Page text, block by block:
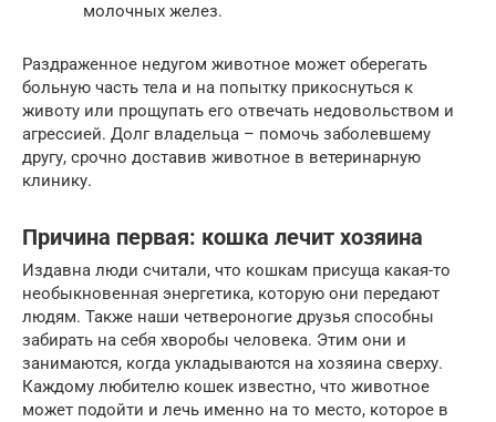
молочных желез.
Раздраженное недугом животное может оберегать
больную часть тела и на попытку прикоснуться к
животу или прощупать его отвечать недовольством и
агрессией. Долг владельца – помочь заболевшему
другу, срочно доставив животное в ветеринарную
клинику.
Причина первая: кошка лечит хозяина
Издавна люди считали, что кошкам присуща какая-то
необыкновенная энергетика, которую они передают
людям. Также наши четвероногие друзья способны
забирать на себя хворобы человека. Этим они и
занимаются, когда укладываются на хозяина сверху.
Каждому любителю кошек известно, что животное
может подойти и лечь именно на то место, которое в